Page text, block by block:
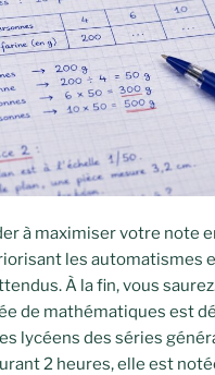
à maximiser votre note
les automatismes
À la fin, vous
de mathématiques est
lycéens des séries
2 heures, elle est